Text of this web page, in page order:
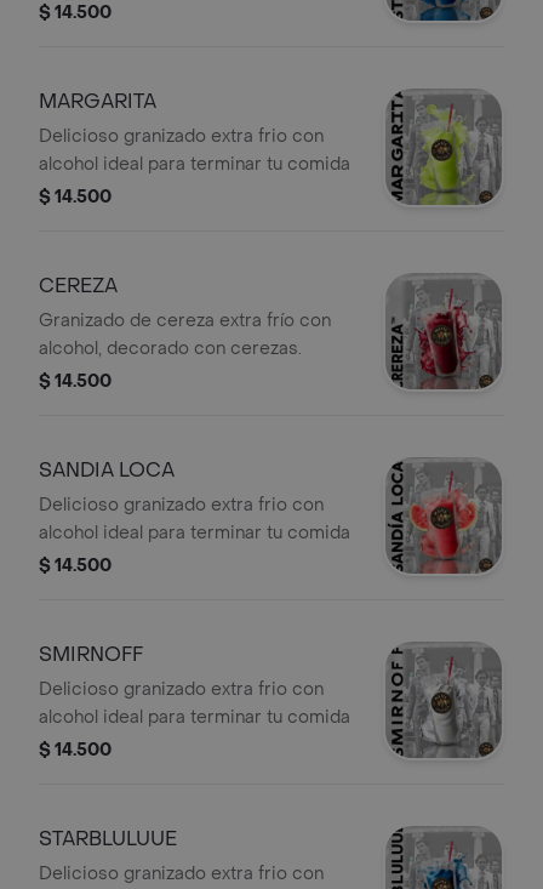
$ 14.500
MARGARITA
Delicioso granizado extra frio con
alcohol ideal para terminar tu comida
$ 14.500
CEREZA
Granizado de cereza extra frío con
alcohol, decorado con cerezas.
$ 14.500
SANDIA LOCA
Delicioso granizado extra frio con
alcohol ideal para terminar tu comida
$ 14.500
SMIRNOFF
Delicioso granizado extra frio con
alcohol ideal para terminar tu comida
$ 14.500
STARBLULUUE
Delicioso granizado extra frio con